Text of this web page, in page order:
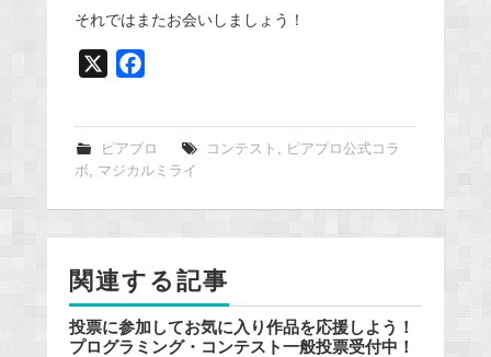
それではまたお会いしましょう！
e
b
o
o
ピアプロ コンテスト
ピアプロ公式コラ
ボ
マジカルミライ
関連する記事
投票に参加してお気に入り作品を応援しよう！
プログラミング・コンテスト一般投票受付中！